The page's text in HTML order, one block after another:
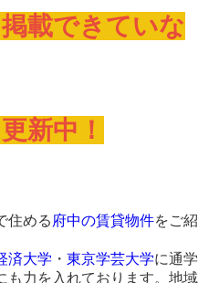
載できていな
新中！
住める 府中の賃貸物件をご紹
済大学 ・ 東京学芸大学に通学
も力を入れております。地域